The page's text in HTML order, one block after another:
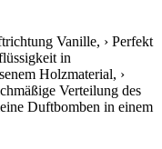
Vanille, › Perfekt
in
Holzmaterial, ›
Verteilung des
Duftbomben in einem